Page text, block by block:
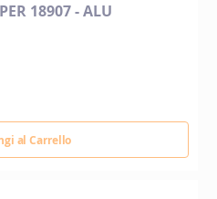
18907 - ALU
al Carrello